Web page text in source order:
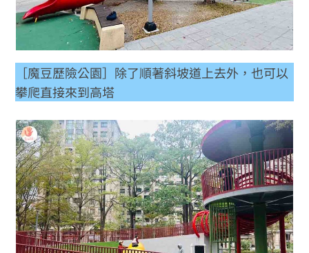
［魔豆歷險公園］除了順著斜坡道上去外，也可以
攀爬直接來到高塔